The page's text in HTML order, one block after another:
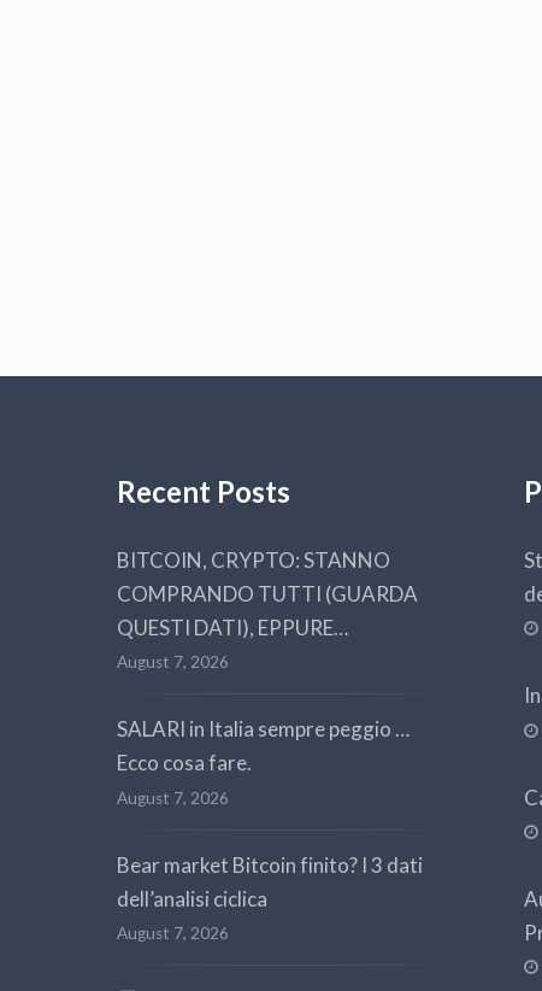
Recent Posts
BITCOIN, CRYPTO: STANNO
COMPRANDO TUTTI (GUARDA
QUESTI DATI), EPPURE…
August 7, 2026
SALARI in Italia sempre peggio …
Ecco cosa fare.
August 7, 2026
Bear market Bitcoin finito? I 3 dati
dell’analisi ciclica
August 7, 2026